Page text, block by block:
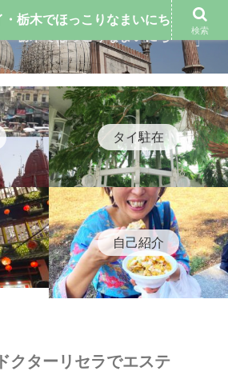
タイ駐在
自己紹介
クターリセラでエステ
・栃木でほっこりなまいにち
検索